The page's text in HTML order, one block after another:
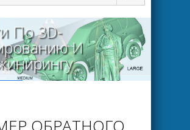
По 3D-
И